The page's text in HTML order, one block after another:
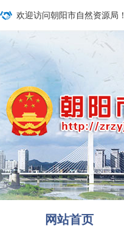
欢迎访问朝阳市自然资源局！
网站首页